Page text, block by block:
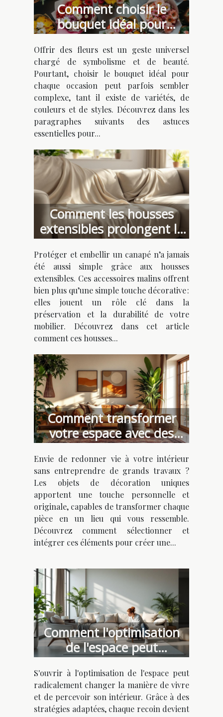
Comment choisir le
bouquet idéal pour
chaque occasion ?
Offrir des fleurs est un geste universel
chargé de symbolisme et de beauté.
Pourtant, choisir le bouquet idéal pour
chaque occasion peut parfois sembler
complexe, tant il existe de variétés, de
couleurs et de styles. Découvrez dans les
paragraphes suivants des astuces
essentielles pour...
Comment les housses
extensibles prolongent la
vie de vos canapés ?
Protéger et embellir un canapé n’a jamais
été aussi simple grâce aux housses
extensibles. Ces accessoires malins offrent
bien plus qu’une simple touche décorative :
elles jouent un rôle clé dans la
préservation et la durabilité de votre
mobilier. Découvrez dans cet article
comment ces housses...
Comment transformer
votre espace avec des
objets de décoration
uniques ?
Envie de redonner vie à votre intérieur
sans entreprendre de grands travaux ?
Les objets de décoration uniques
apportent une touche personnelle et
originale, capables de transformer chaque
pièce en un lieu qui vous ressemble.
Découvrez comment sélectionner et
intégrer ces éléments pour créer une...
Comment l'optimisation
de l'espace peut
transformer votre
intérieur ?
S'ouvrir à l'optimisation de l'espace peut
radicalement changer la manière de vivre
et de percevoir son intérieur. Grâce à des
stratégies adaptées, chaque recoin devient